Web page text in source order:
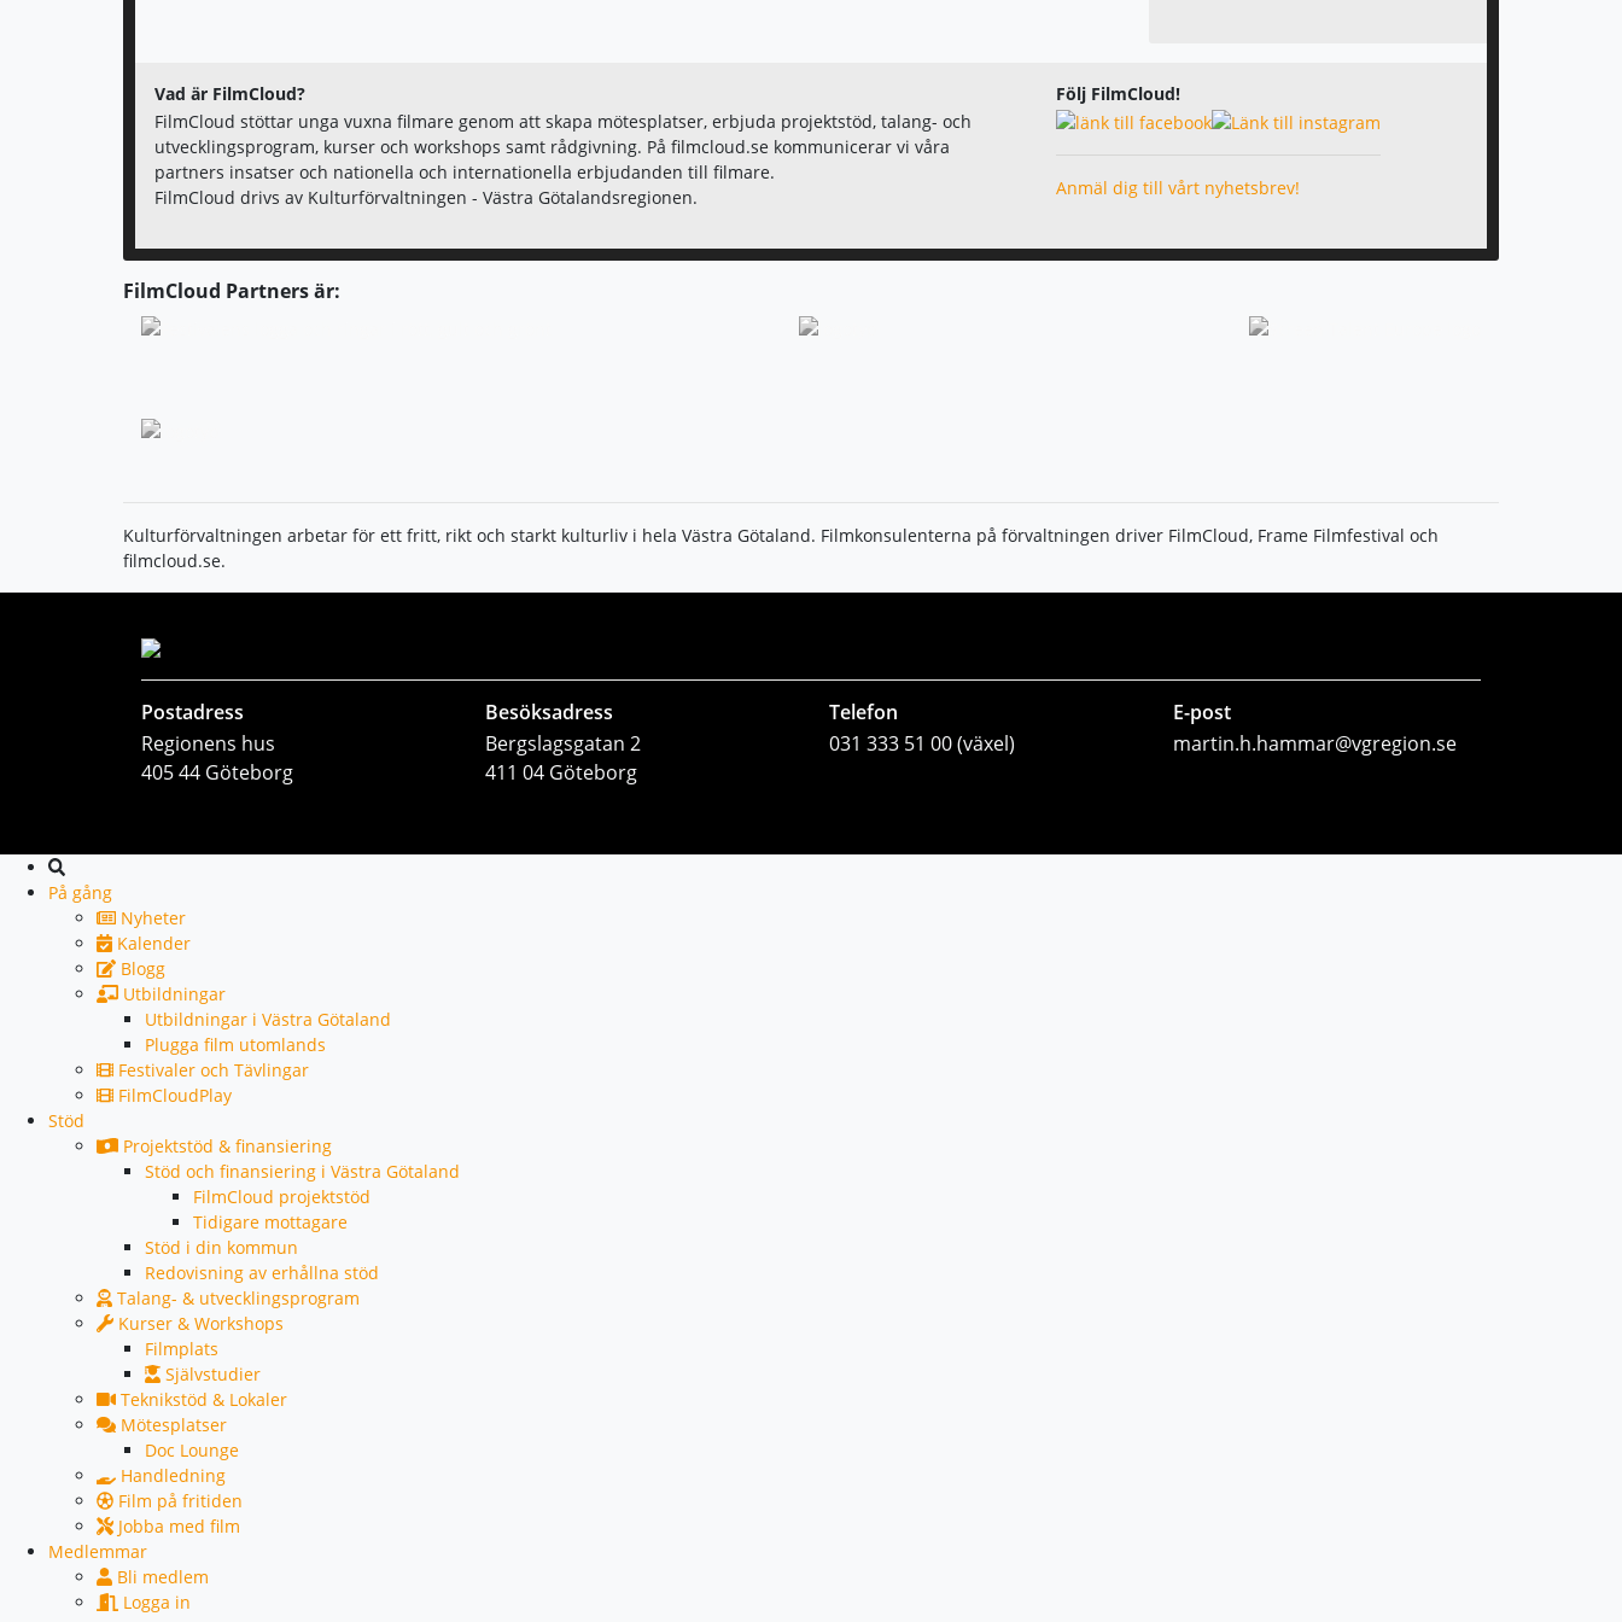
Vad är FilmCloud?
FilmCloud stöttar unga vuxna filmare genom att skapa mötesplatser, erbjuda projektstöd, talang- och
utvecklingsprogram, kurser och workshops samt rådgivning. På filmcloud.se kommunicerar vi våra
partners insatser och nationella och internationella erbjudanden till filmare.
FilmCloud drivs av Kulturförvaltningen - Västra Götalandsregionen.
Följ FilmCloud!
Anmäl dig till vårt nyhetsbrev!
FilmCloud Partners är:
Kulturförvaltningen arbetar för ett fritt, rikt och starkt kulturliv i hela Västra Götaland. Filmkonsulenterna på förvaltningen driver FilmCloud, Frame Filmfestival och
filmcloud.se.
Postadress
Regionens hus
405 44 Göteborg
Besöksadress
Bergslagsgatan 2
411 04 Göteborg
Telefon
031 333 51 00 (växel)
E-post
martin.h.hammar@vgregion.se
På gång
Nyheter
Kalender
Blogg
Utbildningar
Utbildningar i Västra Götaland
Plugga film utomlands
Festivaler och Tävlingar
FilmCloudPlay
Stöd
Projektstöd & finansiering
Stöd och finansiering i Västra Götaland
FilmCloud projektstöd
Tidigare mottagare
Stöd i din kommun
Redovisning av erhållna stöd
Talang- & utvecklingsprogram
Kurser & Workshops
Filmplats
Självstudier
Teknikstöd & Lokaler
Mötesplatser
Doc Lounge
Handledning
Film på fritiden
Jobba med film
Medlemmar
Bli medlem
Logga in